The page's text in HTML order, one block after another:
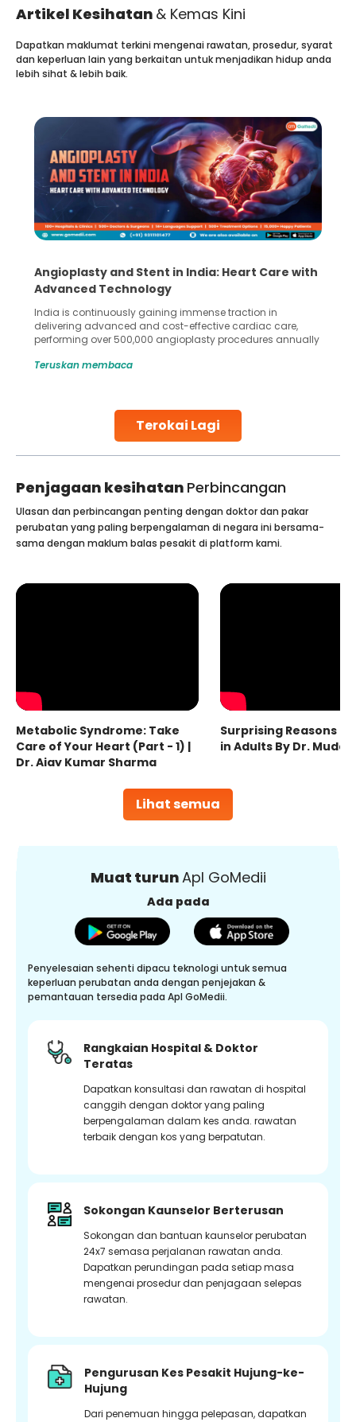
Artikel Kesihatan & Kemas Kini
Terokai Lagi
Dapatkan maklumat terkini mengenai rawatan, prosedur, syarat
dan keperluan lain yang berkaitan untuk menjadikan hidup anda
lebih sihat & lebih baik.
Angioplasty and Stent in India: Heart Care with
Advanced Technology
India is continuously gaining immense traction in
delivering advanced and cost-effective cardiac care,
performing over 500,000 angioplasty procedures annually
globe are searching for treatments like angioplasty and
Studies, such as one published
Teruskan membaca
Penjagaan kesihatan Perbincangan
Lihat semua
Ulasan dan perbincangan penting dengan doktor dan pakar
perubatan yang paling berpengalaman di negara ini bersama-
sama dengan maklum balas pesakit di platform kami.
Metabolic Syndrome: Take
Care of Your Heart (Part - 1) |
Dr. Ajay Kumar Sharma
Surprising Reasons
in Adults By Dr.
Muat turunApl GoMedii
Ada pada
Penyelesaian sehenti dipacu teknologi untuk semua
keperluan perubatan anda dengan penjejakan &
pemantauan tersedia pada Apl GoMedii.
Rangkaian Hospital & Doktor
Teratas
Dapatkan konsultasi dan rawatan di hospital
canggih dengan doktor yang paling
berpengalaman dalam kes anda. rawatan
terbaik dengan kos yang berpatutan.
Sokongan Kaunselor Berterusan
Sokongan dan bantuan kaunselor perubatan
24x7 semasa perjalanan rawatan anda.
Dapatkan perundingan pada setiap masa
mengenai prosedur dan penjagaan selepas
rawatan.
Pengurusan Kes Pesakit Hujung-ke-
Hujung
Dari penemuan hingga pelepasan, dapatkan